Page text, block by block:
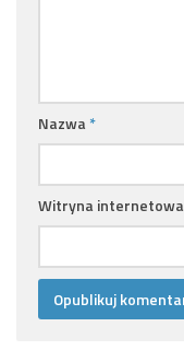
Nazwa *
Witryna internetowa